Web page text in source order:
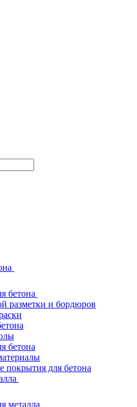
бетона
разметки и бордюров
бетона
покрытия для бетона
металла